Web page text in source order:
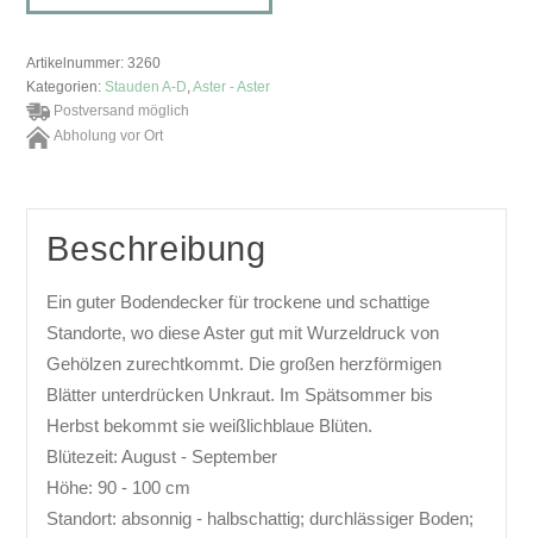
Artikelnummer:3260
Kategorien: Stauden A-D ,Aster - Aster
Postversand möglich
Abholung vor Ort
Beschreibung
Ein guter Bodendecker für trockene und schattige
Standorte, wo diese Aster gut mit Wurzeldruck von
Gehölzen zurechtkommt. Die großen herzförmigen
Blätter unterdrücken Unkraut. Im Spätsommer bis
Herbst bekommt sie weißlichblaue Blüten.
Blütezeit: August - September
Höhe: 90 - 100 cm
Standort: absonnig - halbschattig; durchlässiger Boden;